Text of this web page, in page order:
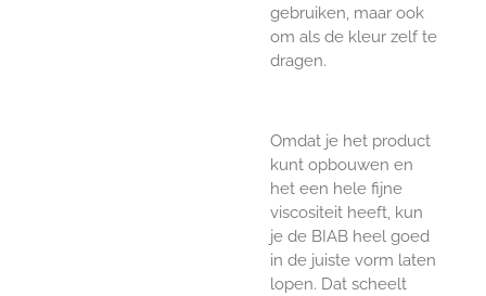
gebruiken, maar ook
om als de kleur zelf te
dragen.
Omdat je het product
kunt opbouwen en
het een hele fijne
viscositeit heeft, kun
je de BIAB heel goed
in de juiste vorm laten
lopen. Dat scheelt